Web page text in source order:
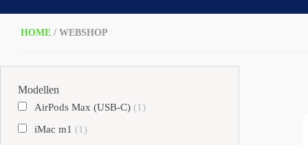
HOME / WEBSHOP
Modellen
AirPods Max (USB-C) (1)
iMac m1 (1)